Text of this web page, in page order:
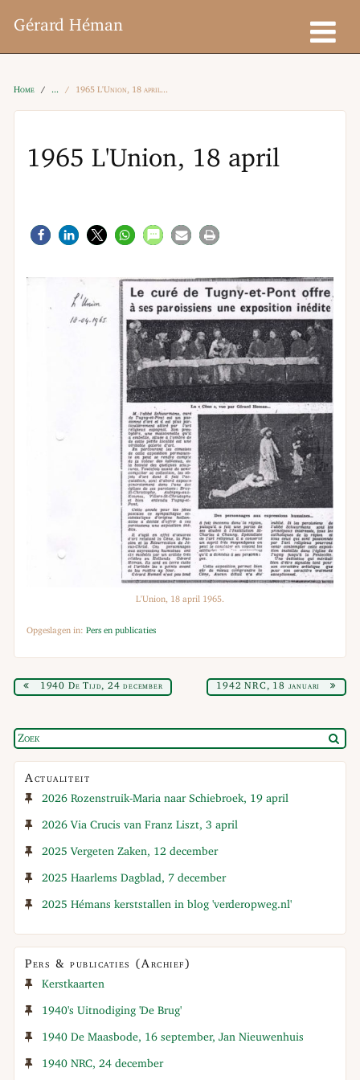
Gérard Héman
Home 1965 L'Union, 18 april
1965 L'Union, 18 april
L'Union, 18 april 1965.
Opgeslagen in: Pers en publicaties
1940 De Tijd, 24 december 1942 NRC, 18 januari
Actualiteit
2026 Rozenstruik-Maria naar Schiebroek, 19 april
2026 Via Crucis van Franz Liszt, 3 april
2025 Vergeten Zaken, 12 december
2025 Haarlems Dagblad, 7 december
2025 Hémans kerststallen in blog 'verderopweg.nl'
Pers & publicaties (Archief)
Kerstkaarten
1940's Uitnodiging 'De Brug'
1940 De Maasbode, 16 september, Jan Nieuwenhuis
1940 NRC, 24 december